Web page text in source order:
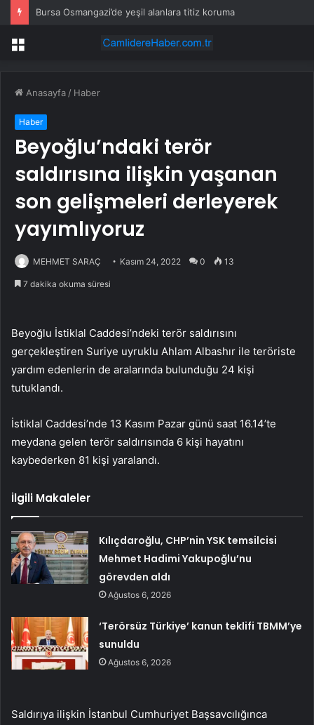
Bursa Osmangazi’de yeşil alanlara titiz koruma
Menü
Anasayfa / Haber
Haber
Beyoğlu’ndaki terör
saldırısına ilişkin yaşanan
son gelişmeleri derleyerek
yayımlıyoruz
MEHMET SARAÇ Kasım 24, 2022 0 13
7 dakika okuma süresi
Beyoğlu İstiklal Caddesi’ndeki terör saldırısını
gerçekleştiren Suriye uyruklu Ahlam Albashır ile teröriste
yardım edenlerin de aralarında bulunduğu 24 kişi
tutuklandı.
İstiklal Caddesi’nde 13 Kasım Pazar günü saat 16.14’te
meydana gelen terör saldırısında 6 kişi hayatını
kaybederken 81 kişi yaralandı.
İlgili Makaleler
Kılıçdaroğlu, CHP’nin YSK temsilcisi
Mehmet Hadimi Yakupoğlu’nu
görevden aldı
Ağustos 6, 2026
‘Terörsüz Türkiye’ kanun teklifi TBMM’ye
sunuldu
Ağustos 6, 2026
Saldırıya ilişkin İstanbul Cumhuriyet Başsavcılığınca